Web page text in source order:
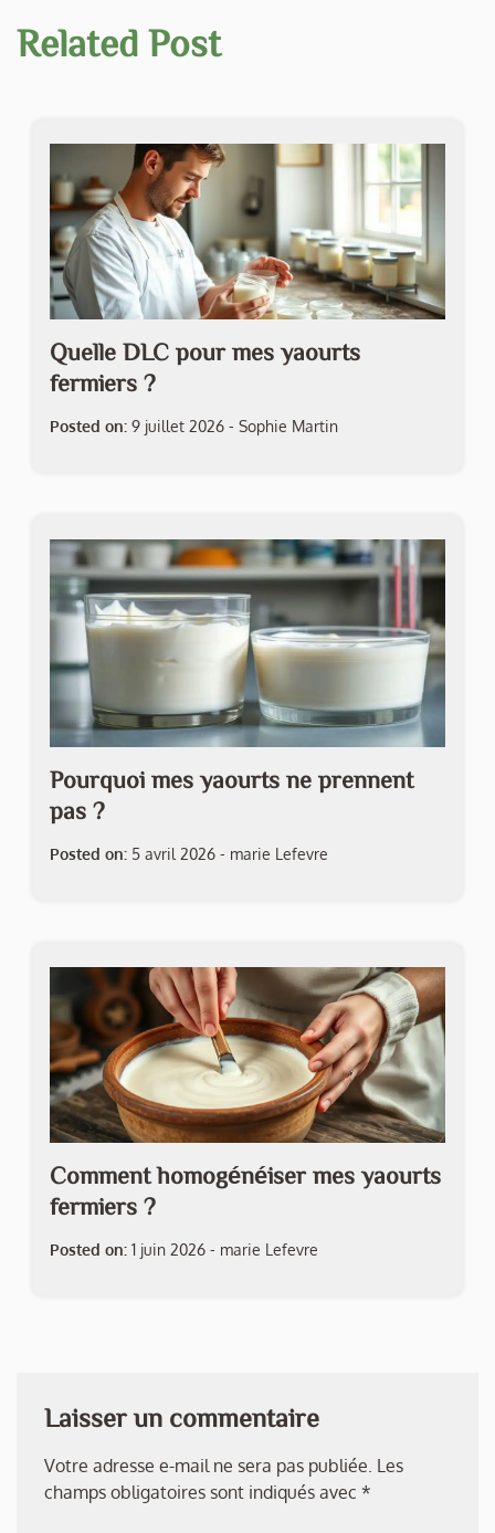
Related Post
Quelle DLC pour mes yaourts
fermiers ?
Posted on: 9 juillet 2026 - Sophie Martin
Pourquoi mes yaourts ne prennent
pas ?
Posted on: 5 avril 2026 - marie Lefevre
Comment homogénéiser mes yaourts
fermiers ?
Posted on: 1 juin 2026 - marie Lefevre
Laisser un commentaire
Votre adresse e-mail ne sera pas publiée. Les
champs obligatoires sont indiqués avec *